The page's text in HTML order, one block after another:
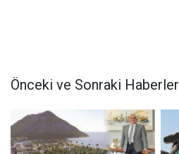
Önceki ve Sonraki Haberler